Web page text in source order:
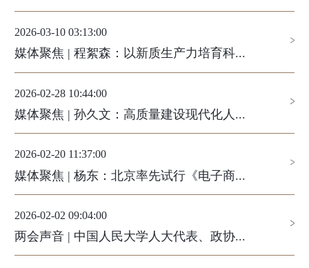
2026-03-10 03:13:00
媒体聚焦 | 程絮森：以新质生产力培育科...
2026-02-28 10:44:00
媒体聚焦 | 孙久文：高质量建设现代化人...
2026-02-20 11:37:00
媒体聚焦 | 杨东：北京率先试行《电子商...
2026-02-02 09:04:00
两会声音 | 中国人民大学人大代表、政协...